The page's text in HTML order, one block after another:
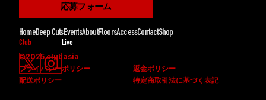
D
F
)
応募フォーム
HomeDeep CutsEventsAboutFloorsAccessContactShop
Club Live
©2025 clubasia
プライバシーポリシー
返金ポリシー
配送ポリシー
特定商取引法に基づく表記